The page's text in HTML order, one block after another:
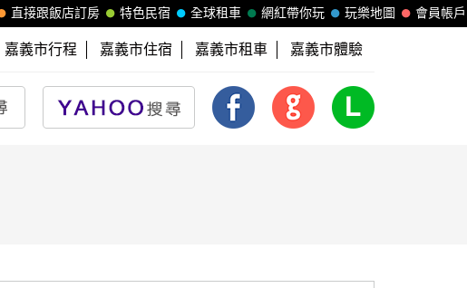
會員帳戶
玩樂地圖
網紅帶你玩
全球租車
特色民宿
直接跟飯店訂房
嘉義市行程 嘉義市住宿 嘉義市租車 嘉義市體驗